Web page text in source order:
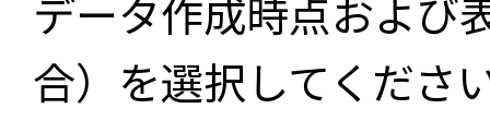
データ作成時点および
合）を選択してくださ